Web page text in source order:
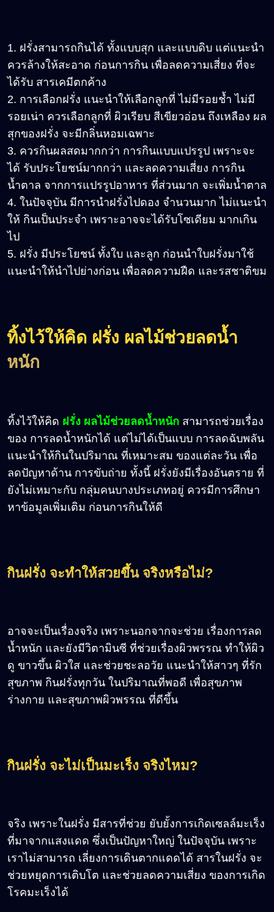
1. ฝรั่งสามารถกินได้ ทั้งแบบสุก และแบบดิบ แต่แนะนำ
ควรล้างให้สะอาด ก่อนการกิน เพื่อลดความเสี่ยง ที่จะ
ได้รับ สารเคมีตกค้าง
2. การเลือกฝรั่ง แนะนำให้เลือกลูกที่ ไม่มีรอยช้ำ ไม่มี
รอยเน่า ควรเลือกลูกที่ ผิวเรียบ สีเขียวอ่อน ถึงเหลือง ผล
สุกของฝรั่ง จะมีกลิ่นหอมเฉพาะ
3. ควรกินผลสดมากกว่า การกินแบบแปรรูป เพราะจะ
ได้ รับประโยชน์มากกว่า และลดความเสี่ยง การกิน
น้ำตาล จากการแปรรูปอาหาร ที่ส่วนมาก จะเพิ่มน้ำตาล
4. ในปัจจุบัน มีการนำฝรั่งไปดอง จำนวนมาก ไม่แนะนำ
ให้ กินเป็นประจำ เพราะอาจจะได้รับโซเดียม มากเกิน
ไป
5. ฝรั่ง มีประโยชน์ ทั้งใบ และลูก ก่อนนำใบฝรั่งมาใช้
แนะนำให้นำไปย่างก่อน เพื่อลดความฝืด และรสชาติขม
ทิ้งไว้ให้คิด ฝรั่ง ผลไม้ช่วยลดน้ำ
หนัก
ทิ้งไว้ให้คิด ฝรั่ง ผลไม้ช่วยลดน้ำหนัก สามารถช่วยเรื่อง
ของ การลดน้ำหนักได้ แต่ไม่ได้เป็นแบบ การลดฉับพลัน
แนะนำให้กินในปริมาณ ที่เหมาะสม ของแต่ละวัน เพื่อ
ลดปัญหาด้าน การขับถ่าย ทั้งนี้ ฝรั่งยังมีเรื่องอันตราย ที่
ยังไม่เหมาะกับ กลุ่มคนบางประเภทอยู่ ควรมีการศึกษา
หาข้อมูลเพิ่มเติม ก่อนการกินให้ดี
กินฝรั่ง จะทำให้สวยขึ้น จริงหรือไม่?
อาจจะเป็นเรื่องจริง เพราะนอกจากจะช่วย เรื่องการลด
น้ำหนัก และยังมีวิตามินซี ที่ช่วยเรื่องผิวพรรณ ทำให้ผิว
ดู ขาวขึ้น ผิวใส และช่วยชะลอวัย แนะนำให้สาวๆ ที่รัก
สุขภาพ กินฝรั่งทุกวัน ในปริมาณที่พอดี เพื่อสุขภาพ
ร่างกาย และสุขภาพผิวพรรณ ที่ดีขึ้น
กินฝรั่ง จะไม่เป็นมะเร็ง จริงไหม?
จริง เพราะในฝรั่ง มีสารที่ช่วย ยับยั้งการเกิดเซลล์มะเร็ง
ที่มาจากแสงแดด ซึ่งเป็นปัญหาใหญ่ ในปัจจุบัน เพราะ
เราไม่สามารถ เลี่ยงการเดินตากแดดได้ สารในฝรั่ง จะ
ช่วยหยุดการเติบโต และช่วยลดความเสี่ยง ของการเกิด
โรคมะเร็งได้